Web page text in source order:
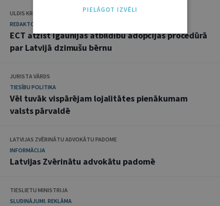
ULDIS KRASTIŅŠ
REDAKTORA SLEJA
ECT atzīst Igaunijas atbildību adopcijas procedūrā
par Latvijā dzimušu bērnu
JURISTA VĀRDS
TIESĪBU POLITIKA
Vēl tuvāk vispārējam lojalitātes pienākumam
valsts pārvaldē
LATVIJAS ZVĒRINĀTU ADVOKĀTU PADOME
INFORMĀCIJA
Latvijas Zvērinātu advokātu padomē
TIESLIETU MINISTRIJA
SLUDINĀJUMI. REKLĀMA
PIELĀGOT IZVĒLI